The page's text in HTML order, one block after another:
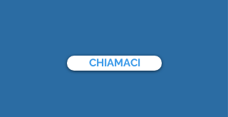
CHIAMACI